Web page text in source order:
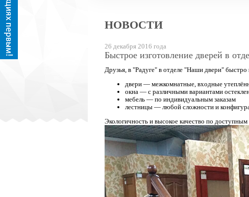
НОВОСТИ
26 декабря 2016 года
Быстрое изготовление дверей в
Друзья, в "Радуге" в отделе "Наши двери" быстро
двери — межкомнатные, входные
окна — с различными вариантами
мебель — по индивидуальным заказам
лестницы — любой сложности и
Экологичность и высокое качество по